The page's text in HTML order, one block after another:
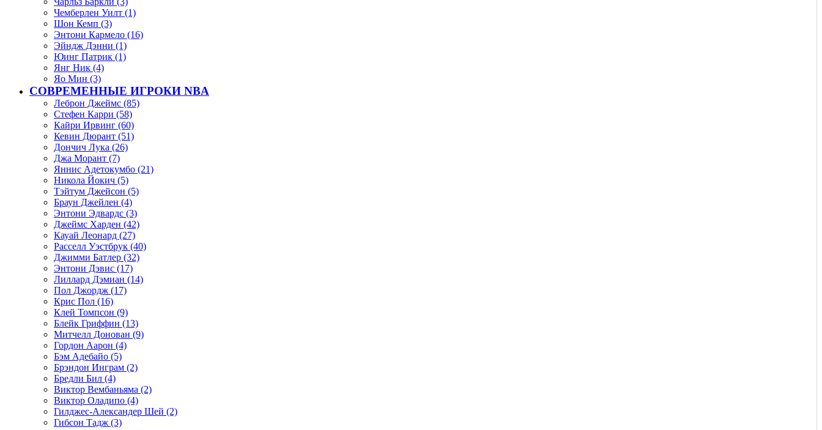
Чемберлен Уилт (1)
Шон Кемп (3)
Энтони Кармело (16)
Эйндж Дэнни (1)
Юинг Патрик (1)
Янг Ник (4)
Яо Мин (3)
СОВРЕМЕННЫЕ ИГРОКИ NBA
Леброн Джеймс (85)
Стефен Карри (58)
Кайри Ирвинг (60)
Кевин Дюрант (51)
Дончич Лука (26)
Джа Морант (7)
Яннис Адетокумбо (21)
Никола Йокич (5)
Тэйтум Джейсон (5)
Браун Джейлен (4)
Энтони Эдвардс (3)
Джеймс Харден (42)
Кауай Леонард (27)
Расселл Уэстбрук (40)
Джимми Батлер (32)
Энтони Дэвис (17)
Лиллард Дэмиан (14)
Пол Джордж (17)
Крис Пол (16)
Клей Томпсон (9)
Блейк Гриффин (13)
Митчелл Донован (9)
Гордон Аарон (4)
Бэм Адебайо (5)
Брэндон Инграм (2)
Бредли Бил (4)
Виктор Вембаньяма (2)
Виктор Оладипо (4)
Гилджес-Александер Шей (2)
Гибсон Тадж (3)